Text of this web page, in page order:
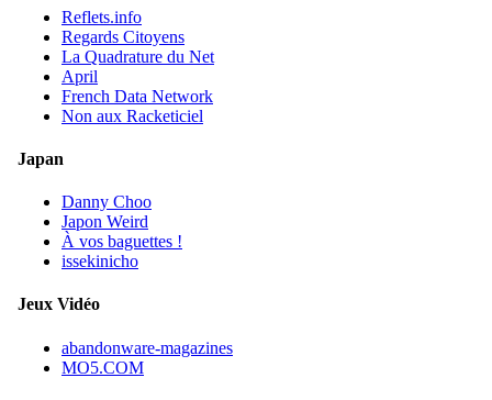
Reflets.info
Regards Citoyens
La Quadrature du Net
April
French Data Network
Non aux Racketiciel
Japan
Danny Choo
Japon Weird
À vos baguettes !
issekinicho
Jeux Vidéo
abandonware-magazines
MO5.COM